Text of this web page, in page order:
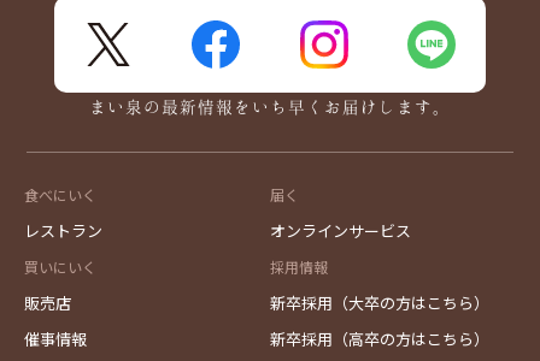
FaceBook Instagram
まい泉の最新情報をいち早くお届けします。
食べにいく
レストラン
買いにいく
販売店
催事情報
届く
オンラインサービス
採用情報
新卒採用（大卒の方はこちら）
新卒採用（高卒の方はこちら）